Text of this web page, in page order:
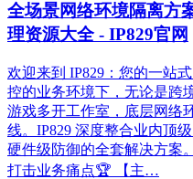
全场景网络环境隔离方
理资源大全 - IP829官网
欢迎来到 IP829：您的一站
控的业务环境下，无论是跨
游戏多开工作室，底层网络
线。IP829 深度整合业内顶
硬件级防御的全套解决方案
打击业务痛点🏆 【主…